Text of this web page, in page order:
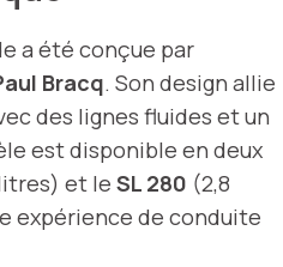
a été conçue par
Bracq. Son design allie
des lignes fluides et un
est disponible en deux
et le SL 280 (2,8
expérience de conduite